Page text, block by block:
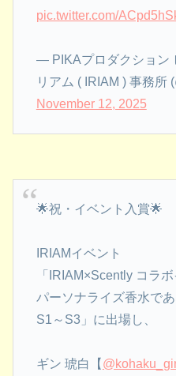
pic.twitter.com/
— PIKAプロダクション
リアム ( IRIAM ) 事務所
November 12, 2025
🌟祝・イベント入賞🌟
IRIAMイベント
「IRIAM×Scently コラ
パーソナライズ香水で
S1～S3」に出場し、
ギン 琥白【